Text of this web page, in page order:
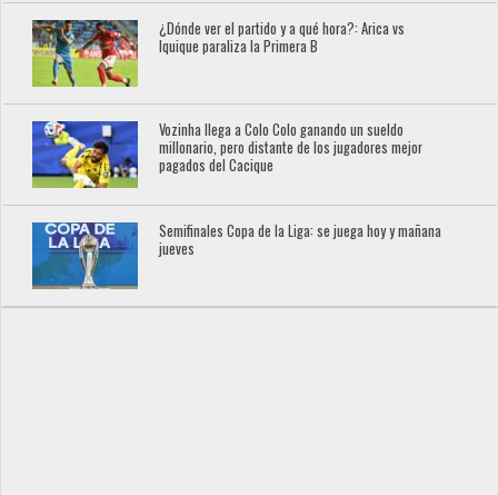
¿Dónde ver el partido y a qué hora?: Arica vs
Iquique paraliza la Primera B
Vozinha llega a Colo Colo ganando un sueldo
millonario, pero distante de los jugadores mejor
pagados del Cacique
Semifinales Copa de la Liga: se juega hoy y mañana
jueves